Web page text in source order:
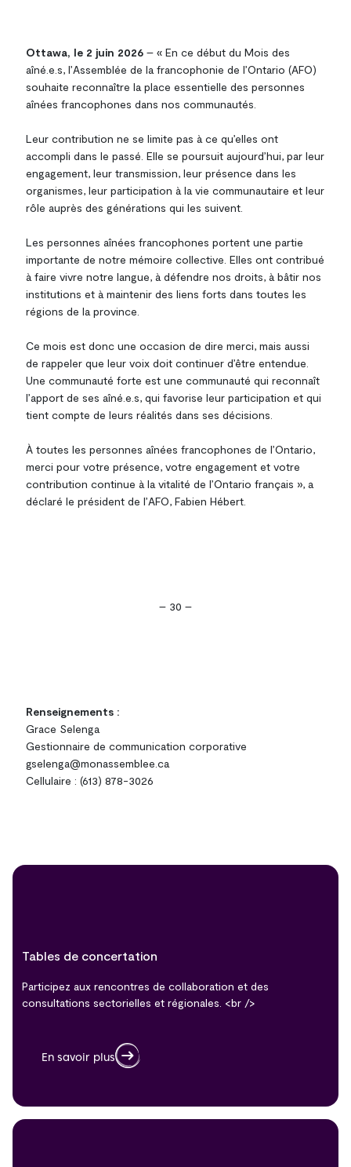
Ottawa, le 2 juin 2026 – « En ce début du Mois des
aîné.e.s, l’Assemblée de la francophonie de l’Ontario (AFO)
souhaite reconnaître la place essentielle des personnes
aînées francophones dans nos communautés.
Leur contribution ne se limite pas à ce qu’elles ont
accompli dans le passé. Elle se poursuit aujourd’hui, par leur
engagement, leur transmission, leur présence dans les
organismes, leur participation à la vie communautaire et leur
rôle auprès des générations qui les suivent.
Les personnes aînées francophones portent une partie
importante de notre mémoire collective. Elles ont contribué
à faire vivre notre langue, à défendre nos droits, à bâtir nos
institutions et à maintenir des liens forts dans toutes les
régions de la province.
Ce mois est donc une occasion de dire merci, mais aussi
de rappeler que leur voix doit continuer d’être entendue.
Une communauté forte est une communauté qui reconnaît
l’apport de ses aîné.e.s, qui favorise leur participation et qui
tient compte de leurs réalités dans ses décisions.
À toutes les personnes aînées francophones de l’Ontario,
merci pour votre présence, votre engagement et votre
contribution continue à la vitalité de l’Ontario français », a
déclaré le président de l’AFO, Fabien Hébert.
– 30 –
Renseignements :
Grace Selenga
Gestionnaire de communication corporative
gselenga@monassemblee.ca
Cellulaire : (613) 878-3026
Tables de concertation
Participez aux rencontres de collaboration et des
consultations sectorielles et régionales. <br />
En savoir plus